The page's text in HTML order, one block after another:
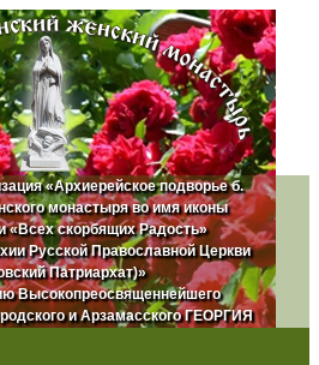
«Архиерейское подворье б.
монастыря во имя иконы
«Всех скорбящих Радость»
Русской Православной Церкви
Патриархат)»
Высокопреосвященнейшего
и Арзамасского ГЕОРГИЯ